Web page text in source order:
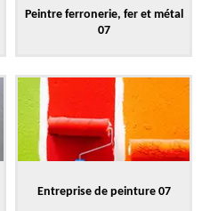
Peintre ferronerie, fer et métal
07
Entreprise de peinture 07